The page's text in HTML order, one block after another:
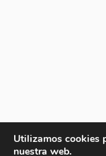
Utilizamos cookies
nuestra web.